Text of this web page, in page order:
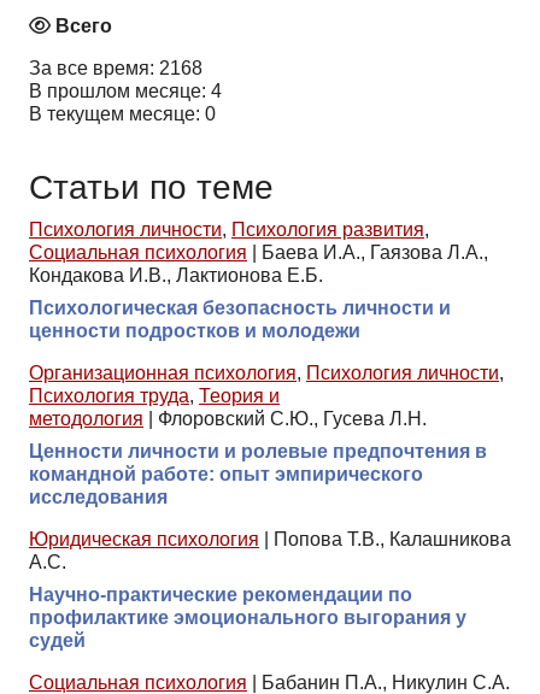
Всего
За все время: 2168
В прошлом месяце: 4
В текущем месяце: 0
Статьи по теме
Психология личности, Психология развития,
Социальная психология
Баева И.А., Гаязова Л.А.,
Кондакова И.В., Лактионова Е.Б.
Психологическая безопасность личности и
ценности подростков и молодежи
Организационная психология, Психология личности,
Психология труда, Теория и
методология
Флоровский С.Ю., Гусева Л.Н.
Ценности личности и ролевые предпочтения в
командной работе: опыт эмпирического
исследования
Юридическая психология
Попова Т.В., Калашникова
А.С.
Научно-практические рекомендации по
профилактике эмоционального выгорания у
судей
Социальная психология
Бабанин П.А., Никулин С.А.